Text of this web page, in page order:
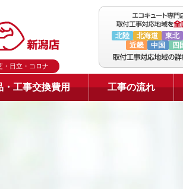
・日立・コロナ
北陸 北海道 東北
近畿
中国 四
・工事交換費用 工事の流れ